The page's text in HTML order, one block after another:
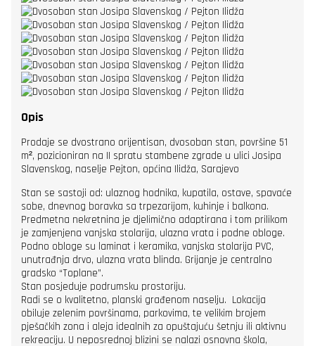
Opis
Prodaje se dvostrano orijentisan, dvosoban stan, površine 51
m², pozicioniran na II spratu stambene zgrade u ulici Josipa
Slavenskog, naselje Pejton, općina Ilidža, Sarajevo
Stan se sastoji od: ulaznog hodnika, kupatila, ostave, spavaće
sobe, dnevnog boravka sa trpezarijom, kuhinje i balkona.
Predmetna nekretnina je djelimično adaptirana i tom prilikom
je zamjenjena vanjska stolarija, ulazna vrata i podne obloge.
Podno obloge su laminat i keramika, vanjska stolarija PVC,
unutrađnja drvo, ulazna vrata blinda. Grijanje je centralno
gradsko “Toplane”.
Stan posjeduje podrumsku prostoriju.
Radi se o kvalitetno, planski građenom naselju. Lokacija
obiluje zelenim površinama, parkovima, te velikim brojem
pješačkih zona i aleja idealnih za opuštajuću šetnju ili aktivnu
rekreaciju. U neposrednoj blizini se nalazi osnovna škola,